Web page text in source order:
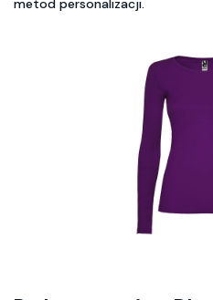
metod personalizacji.